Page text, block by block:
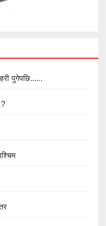
पुगेपछि......
?